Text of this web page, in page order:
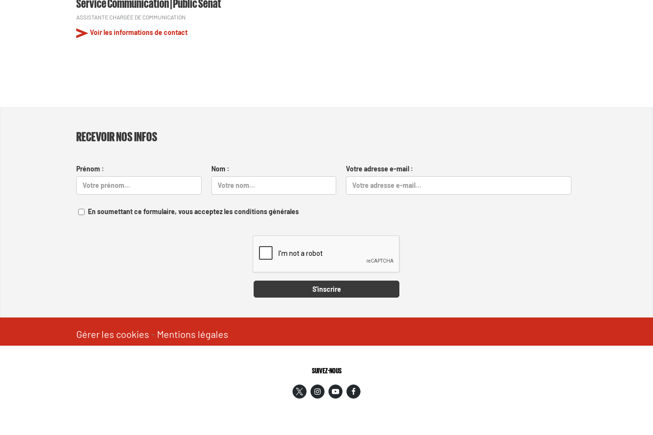
ASSISTANTE CHARGÉE DE COMMUNICATION
Voir les informations de contact
RECEVOIR NOS INFOS
Prénom : Nom : Votre adresse e-mail :
En soumettant ce formulaire, vous acceptez les conditions générales
S'inscrire
Gérer les cookies - Mentions légales
SUIVEZ-NOUS